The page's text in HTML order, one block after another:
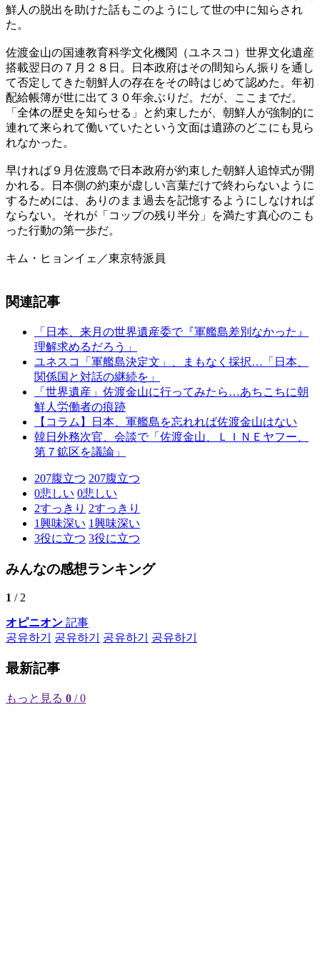
鮮人の脱出を助けた話もこのようにして世の中に知らされ
た。
佐渡金山の国連教育科学文化機関（ユネスコ）世界文化遺産
搭載翌日の７月２８日。日本政府はその間知らん振りを通し
て否定してきた朝鮮人の存在をその時はじめて認めた。年初
配給帳簿が世に出て３０年余ぶりだ。だが、ここまでだ。
「全体の歴史を知らせる」と約束したが、朝鮮人が強制的に
連れて来られて働いていたという文面は遺跡のどこにも見ら
れなかった。
早ければ９月佐渡島で日本政府が約束した朝鮮人追悼式が開
かれる。日本側の約束が虚しい言葉だけで終わらないように
するためには、ありのまま過去を記憶するようにしなければ
ならない。それが「コップの残り半分」を満たす真心のこも
った行動の第一歩だ。
キム・ヒョンイェ／東京特派員
関連記事
「日本、来月の世界遺産委で『軍艦島差別なかった』
理解求めるだろう」
ユネスコ「軍艦島決定文」、まもなく採択…「日本、
関係国と対話の継続を」
「世界遺産」佐渡金山に行ってみたら…あちこちに朝
鮮人労働者の痕跡
【コラム】日本、軍艦島を忘れれば佐渡金山はない
韓日外務次官、会談で「佐渡金山、ＬＩＮＥヤフー、
第７鉱区を議論」
207腹立つ 207腹立つ
0悲しい 0悲しい
2すっきり 2すっきり
1興味深い 1興味深い
3役に立つ 3役に立つ
みんなの感想ランキング
1 / 2
オピニオン 記事
공유하기
공유하기 공유하기 공유하기
最新記事
もっと見る 0 / 0